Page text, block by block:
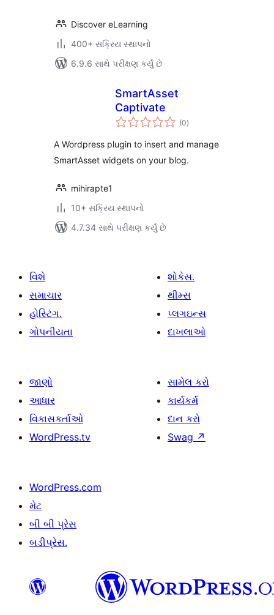
Discover eLearning
400+ સક્રિય સ્થાપનો
6.9.6 સાથે પરીક્ષણ કર્યું છે
SmartAsset
Captivate
(0કુલ
રેટિંગ્સ
)
A Wordpress plugin to insert and manage
SmartAsset widgets on your blog.
mihirapte1
10+ સક્રિય સ્થાપનો
4.7.34 સાથે પરીક્ષણ કર્યું છે
વિશે
સમાચાર
હોસ્ટિંગ.
ગોપનીયતા
શોકેસ.
થીમ્સ
પ્લગઇન્સ
દાખલાઓ
જાણો
આધાર
વિકાસકર્તાઓ
WordPress.tv
સામેલ કરો
કાર્યકર્મ
દાન કરો
Swag ↗
WordPress.com
મેટ
બી બી પ્રેસ
બડીપ્રેસ.